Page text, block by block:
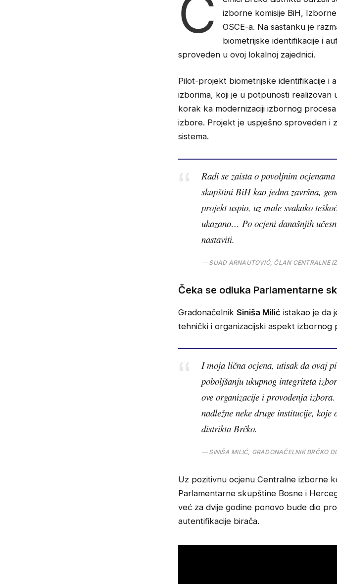
Č
izborne komisije BiH,
OSCE-a. Na sastanku je
biometrijske identifikacije i
sproveden u ovoj lokalnoj zajednici.
Pilot-projekt biometrijske identifikacije i
izborima, koji je u potpunosti
korak ka modernizaciji izbornog
izbore. Projekt je uspješno sproveden i
sistema.
Radi se zaista o povoljnim
skupštini BiH kao jedna završna,
projekt uspio, uz male svakako
ukazano… Po ocjeni današnjih
nastaviti.
SUAD ARNAUTOVIĆ, ČLAN CENTRALNE
Čeka se odluka Parlamentarne
GradonačelnikSiniša Milić istakao je da
tehnički i organizacijski aspekt izbornog
I moja lična ocjena, utisak da ovaj
poboljšanju ukupnog integriteta
ove organizacije i provođenja
nadležne neke druge institucije,
distrikta Brčko.
SINIŠA MILIĆ, GRADONAČELNIK BRČKO
Uz pozitivnu ocjenu Centralne izborne
Parlamentarne skupštine Bosne i
već za dvije godine ponovo bude dio
autentifikacije birača.